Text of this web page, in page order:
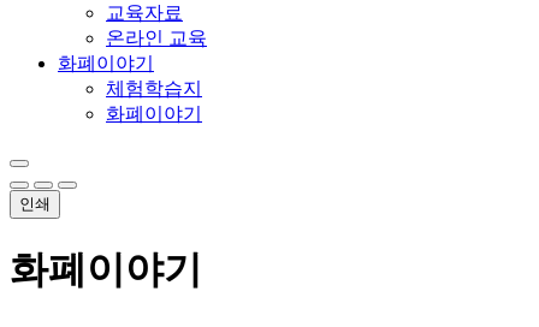
교육자료
온라인 교육
화폐이야기
체험학습지
화폐이야기
인쇄
화폐이야기